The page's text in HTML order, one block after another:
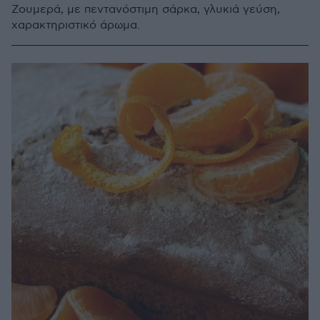
Ζουμερά, με πεντανόστιμη σάρκα, γλυκιά γεύση,
χαρακτηριστικό άρωμα.